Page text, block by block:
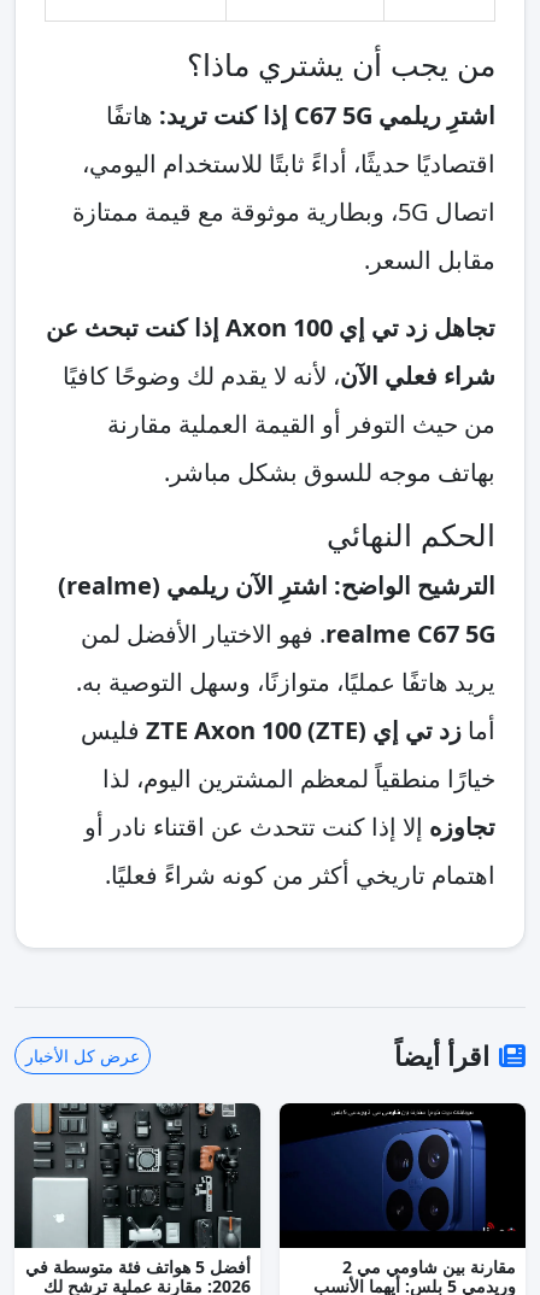
من يجب أن يشتري ماذا؟
اشترِ ريلمي C67 5G إذا كنت تريد:
هاتفًا
اقتصاديًا حديثًا، أداءً ثابتًا للاستخدام اليومي،
اتصال 5G، وبطارية موثوقة مع قيمة ممتازة
مقابل السعر.
تجاهل زد تي إي Axon 100 إذا كنت تبحث عن
شراء فعلي الآن، لأنه لا يقدم لك وضوحًا كافيًا
من حيث التوفر أو القيمة العملية مقارنة
بهاتف موجه للسوق بشكل مباشر.
الحكم النهائي
الترشيح الواضح: اشترِ الآن ريلمي (realme)
realme C67 5G. فهو الاختيار الأفضل لمن
يريد هاتفًا عمليًا، متوازنًا، وسهل التوصية به.
أما زد تي إي (ZTE) ZTE Axon 100
فليس
خيارًا منطقياً لمعظم المشترين اليوم، لذا
تجاوزه إلا إذا كنت تتحدث عن اقتناء نادر أو
اهتمام تاريخي أكثر من كونه شراءً فعليًا.
اقرأ أيضاً عرض كل الأخبار
مقارنة بين شاومي مي 2
وريدمي 5 بلس: أيهما الأنسب
أفضل 5 هواتف فئة متوسطة في
2026: مقارنة عملية ترشح لك